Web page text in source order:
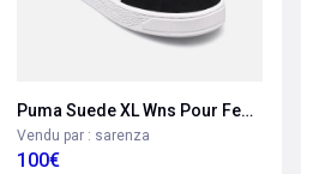
Puma Suede XL Wns Pour Femme
Vendu par : sarenza
100€